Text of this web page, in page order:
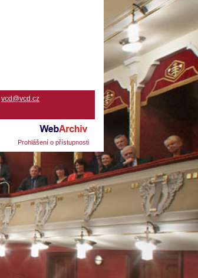
vcd@vcd.cz
Prohlášení o přístupnosti